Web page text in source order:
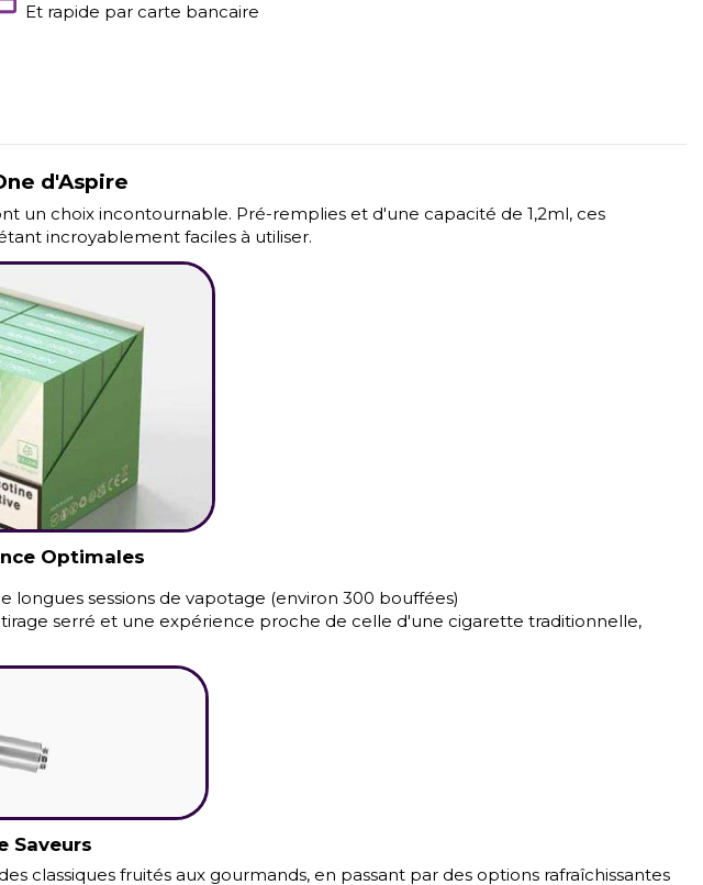
Et rapide par carte bancaire
d'Aspire
un choix incontournable. Pré-remplies et d'une capacité de 1,2ml, ces
incroyablement faciles à utiliser.
Optimales
longues sessions de vapotage (environ 300 bouffées)
serré et une expérience proche de celle d'une cigarette traditionnelle,
Saveurs
classiques fruités aux gourmands, en passant par des options rafraîchissantes